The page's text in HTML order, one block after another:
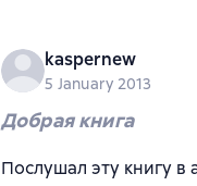
kaspernew
5 January 2013
Добрая книга
Послушал эту книгу в